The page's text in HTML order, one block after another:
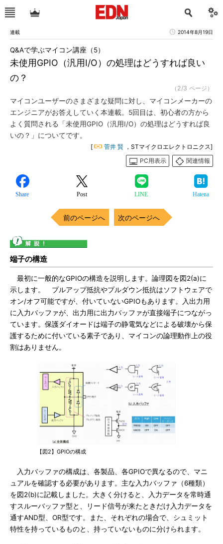
連載 2014年8月19日
未使用GPIO（汎用I/O）の処理はどうすれば良い
の？
Q&Aで学ぶマイコン講座（5）
（2/3 ページ）
マイコンユーザーのさまざまな疑問に対し、マイコンメーカーの
エンジニアがお答えしていく本連載。5回目は、初心者の方から
よく質問される「未使用GPIO（汎用I/O）の処理はどうすれば良
いの？」についてです。
[ 菅井 賢 ，STマイクロエレクトロニクス]
PC用表示
関連情報
Share Post LINE Hatena
前のページへ 次のページへ
端子の構造
最初に一般的なGPIOの構造を説明します。論理図を図2(a)に
示します。 プルアップ抵抗やプルダウン抵抗はソフトウェアで
オン/オフ可能ですが、付いていないGPIOもあります。入出力用
に入力バッファが、出力用に出力バッファが直接端子につながっ
ています。保護ダイオードは端子の静電気などによる破壊から保
護するために付いている素子であり、マイコンの論理動作上の役
割はありません。
【図2】GPIOの構成
入力バッファの構成は、各製品、各GPIOで異なるので、マニ
ュアルを確認する必要があります。主な入力バッファ（6種類）
を図2(b)に記載しました。大きく分けると、入力データを常時通
すスルーバッファ型と、リード信号が来たときだけ入力データを
通すAND型、OR型です。また、それぞれの場合で、シュミット
特性を持っているものと、持っていないものに分けられます。